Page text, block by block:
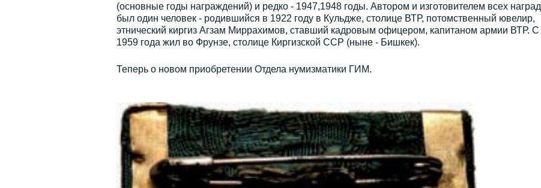
(основные годы награждений) и редко - 1947,1948 годы. Автором и изготовителем всех наград
был один человек - родившийся в 1922 году в Кульдже, столице ВТР, потомственный ювелир,
этнический киргиз Агзам Миррахимов, ставший кадровым офицером, капитаном армии ВТР. С
1959 года жил во Фрунзе, столице Киргизской ССР (ныне - Бишкек).
Теперь о новом приобретении Отдела нумизматики ГИМ.